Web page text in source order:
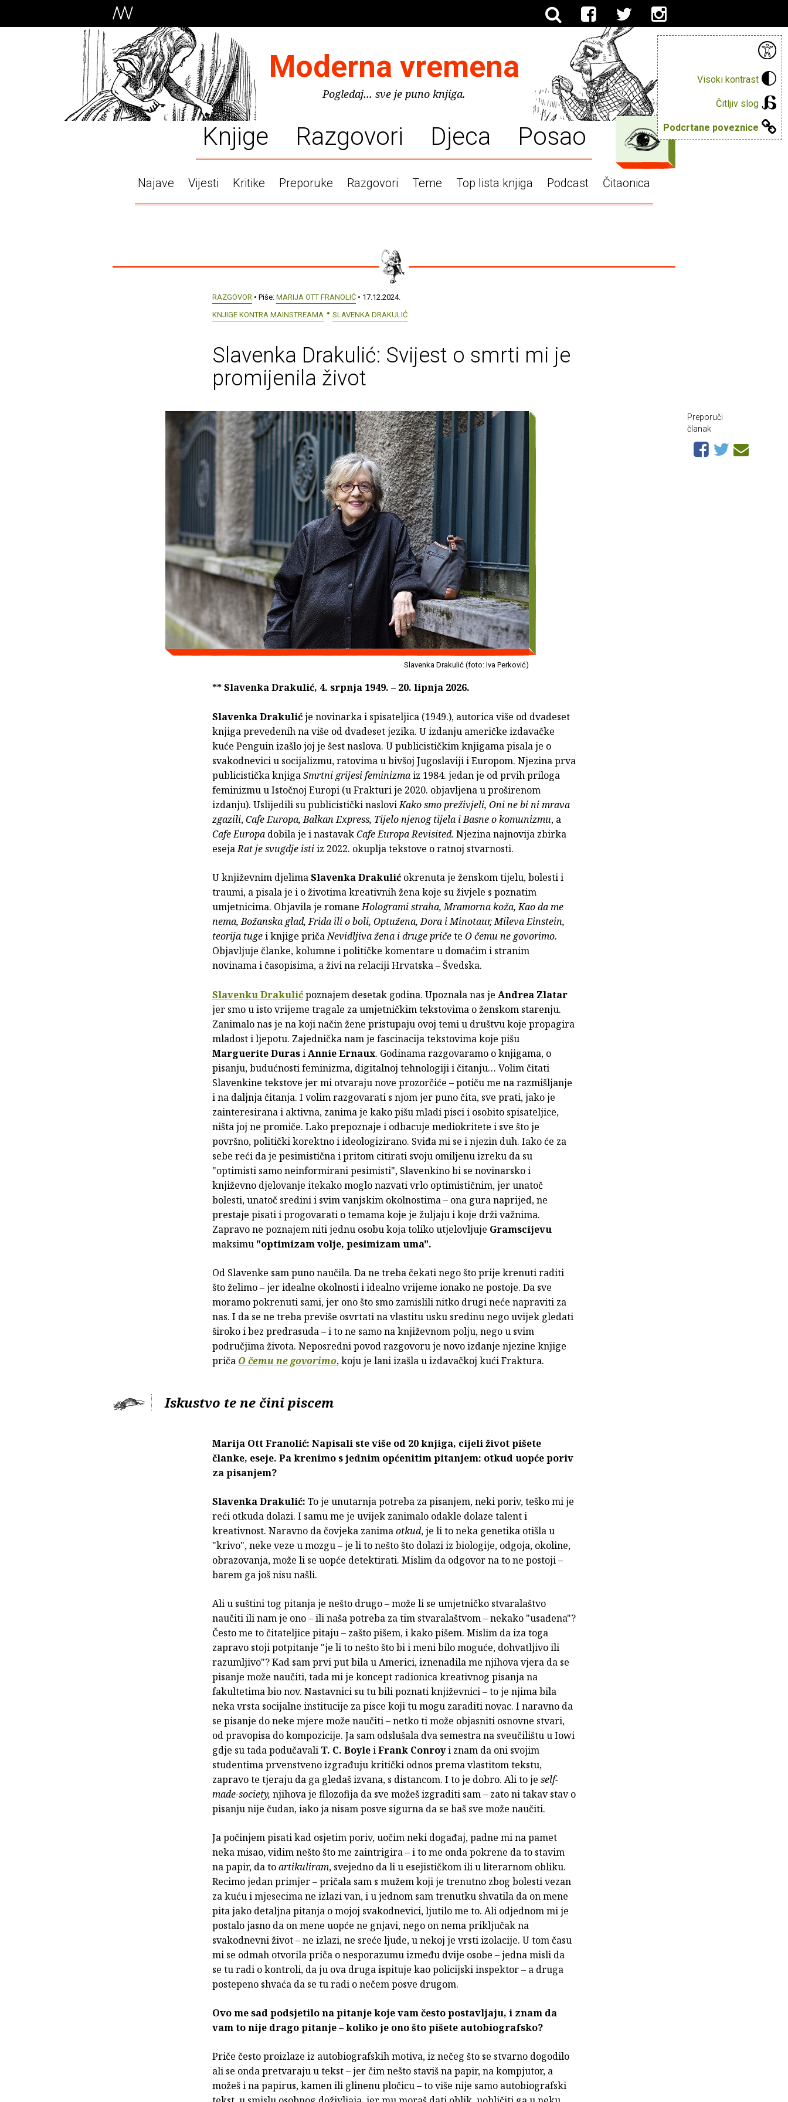
Visoki kontrast
Čitljiv slog
Podcrtane poveznice
Moderna vremena
Pogledaj... sve je puno knjiga.
Knjige Razgovori Djeca Posao
Najave Vijesti Kritike Preporuke Razgovori Teme Top lista knjiga Podcast Čitaonica
RAZGOVOR • Piše: MARIJA OTT FRANOLIĆ • 17.12.2024.
KNJIGE KONTRA MAINSTREAMA
SLAVENKA DRAKULIĆ
Slavenka Drakulić: Svijest o smrti mi je
promijenila život
Slavenka Drakulić (foto: Iva Perković)
** Slavenka Drakulić, 4. srpnja 1949. – 20. lipnja 2026.
Slavenka Drakulićje novinarka i spisateljica (1949.), autorica više od dvadeset
knjiga prevedenih na više od dvadeset jezika. U izdanju američke izdavačke
kuće Penguin izašlo joj je šest naslova. U publicističkim knjigama pisala je o
svakodnevici u socijalizmu, ratovima u bivšoj Jugoslaviji i Europom. Njezina prva
publicistička knjigaSmrtni grijesi feminizmaiz 1984. jedan je od prvih priloga
feminizmu u Istočnoj Europi (u Frakturi je 2020. objavljena u proširenom
izdanju). Uslijedili su publicistički nasloviKako smo preživjeli, Oni ne bi ni mrava
zgazili,Cafe Europa, Balkan Express, Tijelo njenog tijela i Basne o komunizmu, a
Cafe Europa dobila je i nastavakCafe Europa Revisited. Njezina najnovija zbirka
esejaRat je svugdje istiiz 2022. okuplja tekstove o ratnoj stvarnosti.
U književnim djelimaSlavenka Drakulić okrenuta je ženskom tijelu, bolesti i
traumi, a pisala je i o životima kreativnih žena koje su živjele s poznatim
umjetnicima. Objavila je romaneHologrami straha, Mramorna koža, Kao da me
nema, Božanska glad, Frida ili o boli, Optužena, Dora i Minotaur, Mileva Einstein,
teorija tugei knjige pričaNevidljiva žena i druge pričete O čemu ne govorimo.
Objavljuje članke, kolumne i političke komentare u domaćim i stranim
novinama i časopisima, a živi na relaciji Hrvatska – Švedska.
Slavenku Drakulićpoznajem desetak godina. Upoznala nas je Andrea Zlatar
jer smo u isto vrijeme tragale za umjetničkim tekstovima o ženskom starenju.
Zanimalo nas je na koji način žene pristupaju ovoj temi u društvu koje propagira
mladost i ljepotu. Zajednička nam je fascinacija tekstovima koje pišu
Marguerite DurasiAnnie Ernaux. Godinama razgovaramo o knjigama, o
pisanju, budućnosti feminizma, digitalnoj tehnologiji i čitanju… Volim čitati
Slavenkine tekstove jer mi otvaraju nove prozorčiće – potiču me na razmišljanje
i na daljnja čitanja. I volim razgovarati s njom jer puno čita, sve prati, jako je
zainteresirana i aktivna, zanima je kako pišu mladi pisci i osobito spisateljice,
ništa joj ne promiče. Lako prepoznaje i odbacuje mediokritete i sve što je
površno, politički korektno i ideologizirano. Sviđa mi se i njezin duh. Iako će za
sebe reći da je pesimistična i pritom citirati svoju omiljenu izreku da su
"optimisti samo neinformirani pesimisti", Slavenkino bi se novinarsko i
književno djelovanje itekako moglo nazvati vrlo optimističnim, jer unatoč
bolesti, unatoč sredini i svim vanjskim okolnostima – ona gura naprijed, ne
prestaje pisati i progovarati o temama koje je žuljaju i koje drži važnima.
Zapravo ne poznajem niti jednu osobu koja toliko utjelovljuje Gramscijevu
maksimu "optimizam volje, pesimizam uma".
Od Slavenke sam puno naučila. Da ne treba čekati nego što prije krenuti raditi
što želimo – jer idealne okolnosti i idealno vrijeme ionako ne postoje. Da sve
moramo pokrenuti sami, jer ono što smo zamislili nitko drugi neće napraviti za
nas. I da se ne treba previše osvrtati na vlastitu usku sredinu nego uvijek gledati
široko i bez predrasuda – i to ne samo na književnom polju, nego u svim
područjima života. Neposredni povod razgovoru je novo izdanje njezine knjige
priča O čemu ne govorimo, koju je lani izašla u izdavačkoj kući Fraktura.
Iskustvo te ne čini piscem
Marija Ott Franolić: Napisali ste više od 20 knjiga, cijeli život pišete
članke, eseje. Pa krenimo s jednim općenitim pitanjem: otkud uopće poriv
za pisanjem?
Slavenka Drakulić: To je unutarnja potreba za pisanjem, neki poriv, teško mi je
reći otkuda dolazi. I samu me je uvijek zanimalo odakle dolaze talent i
kreativnost. Naravno da čovjeka zanimaotkud, je li to neka genetika otišla u
"krivo", neke veze u mozgu – je li to nešto što dolazi iz biologije, odgoja, okoline,
obrazovanja, može li se uopće detektirati. Mislim da odgovor na to ne postoji –
barem ga još nisu našli.
Ali u suštini tog pitanja je nešto drugo – može li se umjetničko stvaralaštvo
naučiti ili nam je ono – ili naša potreba za tim stvaralaštvom – nekako "usađena"?
Često me to čitateljice pitaju – zašto pišem, i kako pišem. Mislim da iza toga
zapravo stoji potpitanje "je li to nešto što bi i meni bilo moguće, dohvatljivo ili
razumljivo"? Kad sam prvi put bila u Americi, iznenadila me njihova vjera da se
pisanje može naučiti, tada mi je koncept radionica kreativnog pisanja na
fakultetima bio nov. Nastavnici su tu bili poznati književnici – to je njima bila
neka vrsta socijalne institucije za pisce koji tu mogu zaraditi novac. I naravno da
se pisanje do neke mjere može naučiti – netko ti može objasniti osnovne stvari,
od pravopisa do kompozicije. Ja sam odslušala dva semestra na sveučilištu u Iowi
gdje su tada podučavali T. C. BoyleiFrank Conroyi znam da oni svojim
studentima prvenstveno izgrađuju kritički odnos prema vlastitom tekstu,
zapravo te tjeraju da ga gledaš izvana, s distancom. I to je dobro. Ali to je self-
made-society, njihova je filozofija da sve možeš izgraditi sam – zato ni takav stav o
pisanju nije čudan, iako ja nisam posve sigurna da se baš sve može naučiti.
Ja počinjem pisati kad osjetim poriv, uočim neki događaj, padne mi na pamet
neka misao, vidim nešto što me zaintrigira – i to me onda pokrene da to stavim
na papir, da toartikuliram, svejedno da li u esejističkom ili u literarnom obliku.
Recimo jedan primjer – pričala sam s mužem koji je trenutno zbog bolesti vezan
za kuću i mjesecima ne izlazi van, i u jednom sam trenutku shvatila da on mene
pita jako detaljna pitanja o mojoj svakodnevici, ljutilo me to. Ali odjednom mi je
postalo jasno da on mene uopće ne gnjavi, nego on nema priključak na
svakodnevni život – ne izlazi, ne sreće ljude, u nekoj je vrsti izolacije. U tom času
mi se odmah otvorila priča o nesporazumu između dvije osobe – jedna misli da
se tu radi o kontroli, da ju ova druga ispituje kao policijski inspektor – a druga
postepeno shvaća da se tu radi o nečem posve drugom.
Ovo me sad podsjetilo na pitanje koje vam često postavljaju, i znam da
vam to nije drago pitanje – koliko je ono što pišete autobiografsko?
Priče često proizlaze iz autobiografskih motiva, iz nečeg što se stvarno dogodilo
ali se onda pretvaraju u tekst – jer čim nešto staviš na papir, na kompjutor, a
možeš i na papirus, kamen ili glinenu pločicu – to više nije samo autobiografski
Preporuči
članak